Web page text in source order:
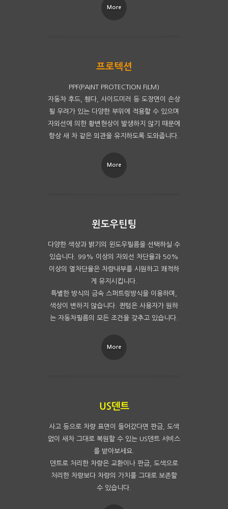
More
PPF(PAINT PROTECTION FILM)
자동차 후드, 휀다, 사이드미러 등 도장면이 손상
될 우려가 있는 다양한 부위에 적용할 수 있으며
자외선에 의한 황변현상이 발생하지 않기 때문에
항상 새 차 같은 외관을 유지하도록 도와줍니다.
More
다양한 색상과 밝기의 윈도우필름을 선택하실 수
있습니다. 99% 이상의 자외선 차단율과 50%
이상의 열차단율은 차량내부를 시원하고 쾌적하
게 유지시킵니다.
특별한 방식의 금속 스퍼트링방식을 이용하며,
색상이 변하지 않습니다. 퀸텀은 사용자가 원하
는 자동차필름의 모든 조건을 갖추고 있습니다.
More
사고 등으로 차량 표면이 들어갔다면 판금, 도색
없이 새차 그대로 복원할 수 있는 US덴트 서비스
를 받아보세요.
덴트로 처리한 차량은 교환이나 판금, 도색으로
처리한 차량보다 차량의 가치를 그대로 보존할
수 있습니다.